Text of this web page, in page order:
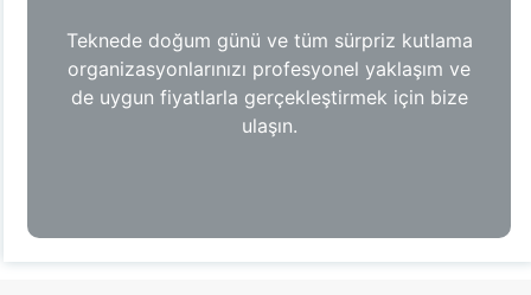
Teknede doğum günü ve tüm sürpriz kutlama
organizasyonlarınızı profesyonel yaklaşım ve
de uygun fiyatlarla gerçekleştirmek için bize
ulaşın.